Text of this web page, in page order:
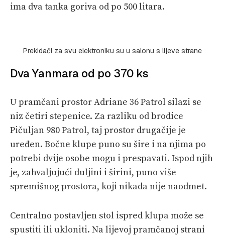
ima dva tanka goriva od po 500 litara.
Prekidači za svu elektroniku su u salonu s lijeve strane
Dva Yanmara od po 370 ks
U pramčani prostor Adriane 36 Patrol silazi se
niz četiri stepenice. Za razliku od brodice
Pičuljan 980 Patrol, taj prostor drugačije je
uređen. Bočne klupe puno su šire i na njima po
potrebi dvije osobe mogu i prespavati. Ispod njih
je, zahvaljujući duljini i širini, puno više
spremišnog prostora, koji nikada nije naodmet.
Centralno postavljen stol ispred klupa može se
spustiti ili ukloniti. Na lijevoj pramčanoj strani